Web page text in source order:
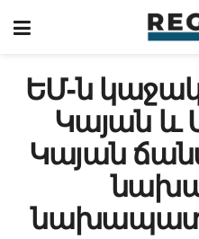
ԵՄ-ն
Կայան և
Կայան